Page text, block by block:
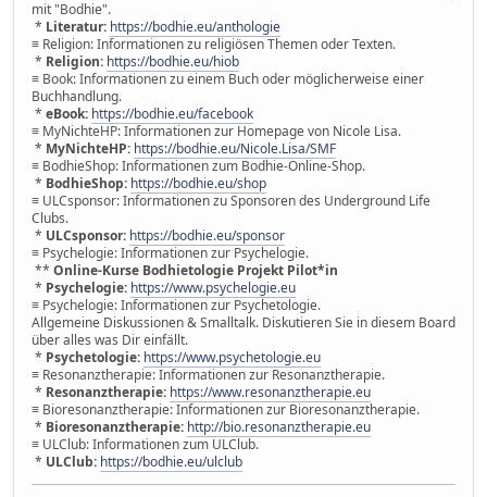
mit "Bodhie".
* Literatur: https://bodhie.eu/anthologie
≡ Religion: Informationen zu religiösen Themen oder Texten.
* Religion: https://bodhie.eu/hiob
≡ Book: Informationen zu einem Buch oder möglicherweise einer
Buchhandlung.
* eBook: https://bodhie.eu/facebook
≡ MyNichteHP: Informationen zur Homepage von Nicole Lisa.
* MyNichteHP: https://bodhie.eu/Nicole.Lisa/SMF
≡ BodhieShop: Informationen zum Bodhie-Online-Shop.
* BodhieShop: https://bodhie.eu/shop
≡ ULCsponsor: Informationen zu Sponsoren des Underground Life
Clubs.
* ULCsponsor: https://bodhie.eu/sponsor
≡ Psychelogie: Informationen zur Psychelogie.
** Online-Kurse Bodhietologie Projekt Pilot*in
* Psychelogie: https://www.psychelogie.eu
≡ Psychelogie: Informationen zur Psychetologie.
Allgemeine Diskussionen & Smalltalk. Diskutieren Sie in diesem Board
über alles was Dir einfällt.
* Psychetologie: https://www.psychetologie.eu
≡ Resonanztherapie: Informationen zur Resonanztherapie.
* Resonanztherapie: https://www.resonanztherapie.eu
≡ Bioresonanztherapie: Informationen zur Bioresonanztherapie.
* Bioresonanztherapie: http://bio.resonanztherapie.eu
≡ ULClub: Informationen zum ULClub.
* ULClub: https://bodhie.eu/ulclub